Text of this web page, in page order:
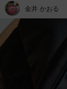
金井 かおる